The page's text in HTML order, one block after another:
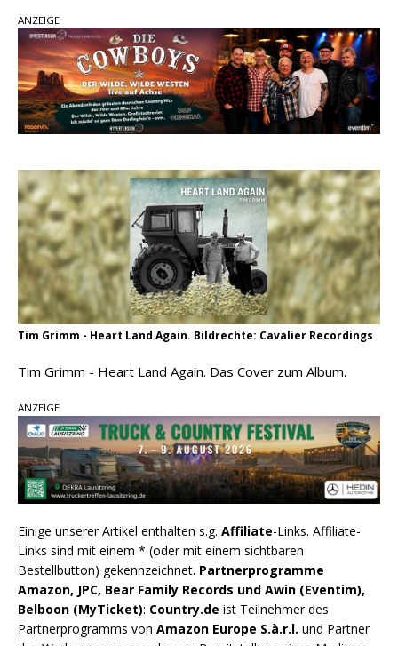
Parton, Bill Anderson und Shaboozey im Fokus
Chris Johnson & The Hollywood Hillbillies
kündigen neues Album mit „Better Days
Ahead“ an
Danke für Euer Vertrauen: Country.de erreicht
ANZEIGE
Tim Grimm - Heart Land Again. Bildrechte: Cavalier Recordings
Tim Grimm - Heart Land Again. Das Cover zum Album.
ANZEIGE
Einige unserer Artikel enthalten s.g. Affiliate-Links. Affiliate-
Links sind mit einem * (oder mit einem sichtbaren
Bestellbutton) gekennzeichnet. Partnerprogramme
Amazon, JPC, Bear Family Records und Awin (Eventim),
Belboon (MyTicket): Country.de ist Teilnehmer des
Partnerprogramms von Amazon Europe S.à.r.l. und Partner